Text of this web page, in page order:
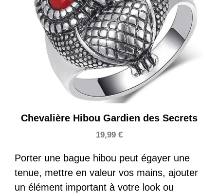
Chevalière Hibou Gardien des Secrets
19,99 €
Porter une bague hibou peut égayer une
tenue, mettre en valeur vos mains, ajouter
un élément important à votre look ou